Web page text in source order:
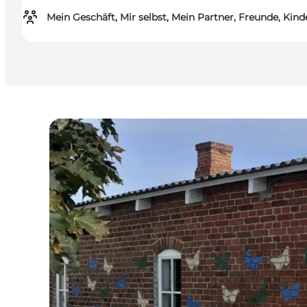
Mein Geschäft, Mir selbst, Mein Partner, Freunde,